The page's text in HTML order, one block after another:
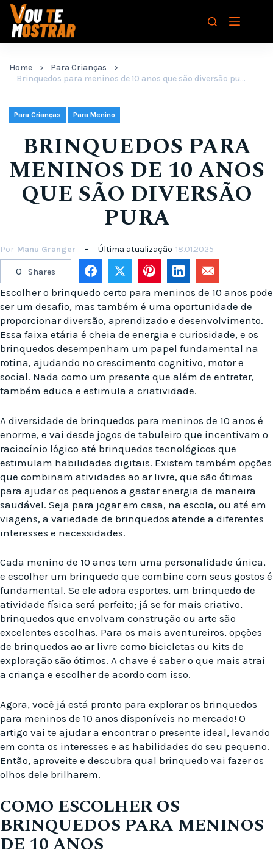
Pular
para
Home
Para Crianças
Brinquedos para meninos de 10 anos que são diversão pura
Para Crianças Para Menino
BRINQUEDOS PARA
MENINOS DE 10 ANOS
QUE SÃO DIVERSÃO
PURA
Por Manu Granger Última atualização 18.01.2025
0 Shares
Escolher o brinquedo certo para meninos de 10 anos pode
ser um desafio, mas também é uma oportunidade de
proporcionar diversão, aprendizado e desenvolvimento.
Essa faixa etária é cheia de energia e curiosidade, e os
brinquedos desempenham um papel fundamental na
rotina, ajudando no crescimento cognitivo, motor e
social. Nada como um presente que além de entreter,
também educa e estimula a criatividade.
A diversidade de brinquedos para meninos de 10 anos é
enorme, e vai desde jogos de tabuleiro que incentivam o
raciocínio lógico até brinquedos tecnológicos que
estimulam habilidades digitais. Existem também opções
que combinam atividades ao ar livre, que são ótimas
para ajudar os pequenos a gastar energia de maneira
saudável. Seja para jogar em casa, na escola, ou até em
viagens, a variedade de brinquedos atende a diferentes
interesses e necessidades.
Cada menino de 10 anos tem uma personalidade única,
e escolher um brinquedo que combine com seus gostos é
fundamental. Se ele adora esportes, um brinquedo de
atividade física será perfeito; já se for mais criativo,
brinquedos que envolvam construção ou arte são
excelentes escolhas. Para os mais aventureiros, opções
de brinquedos ao ar livre como bicicletas ou kits de
exploração são ótimos. A chave é saber o que mais atrai
a criança e escolher de acordo com isso.
Agora, você já está pronto para explorar os brinquedos
para meninos de 10 anos disponíveis no mercado! O
artigo vai te ajudar a encontrar o presente ideal, levando
em conta os interesses e as habilidades do seu pequeno.
Então, aproveite e descubra qual brinquedo vai fazer os
olhos dele brilharem.
COMO ESCOLHER OS
BRINQUEDOS PARA MENINOS
DE 10 ANOS